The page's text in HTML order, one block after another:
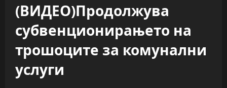
(ВИДЕО)Продолжува
субвенционирањето на
трошоците за комунални
услуги